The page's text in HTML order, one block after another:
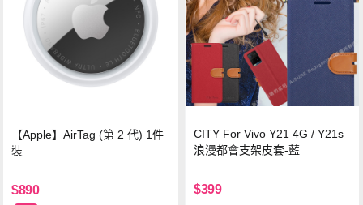
【Apple】AirTag (第 2 代) 1件
裝
$890
CITY For Vivo Y21 4G / Y21s
浪漫都會支架皮套-藍
$399